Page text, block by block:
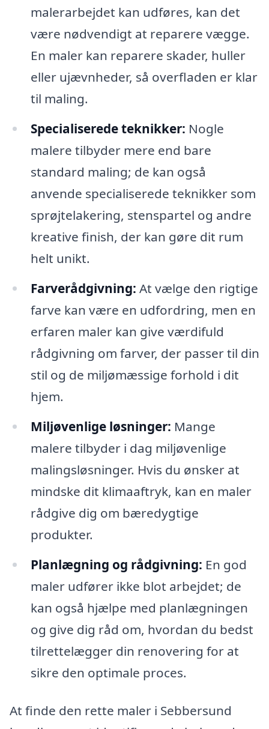
malerarbejdet kan udføres, kan det
være nødvendigt at reparere vægge.
En maler kan reparere skader, huller
eller ujævnheder, så overfladen er klar
til maling.
Specialiserede teknikker: Nogle
malere tilbyder mere end bare
standard maling; de kan også
anvende specialiserede teknikker som
sprøjtelakering, stenspartel og andre
kreative finish, der kan gøre dit rum
helt unikt.
Farverådgivning: At vælge den rigtige
farve kan være en udfordring, men en
erfaren maler kan give værdifuld
rådgivning om farver, der passer til din
stil og de miljømæssige forhold i dit
hjem.
Miljøvenlige løsninger: Mange
malere tilbyder i dag miljøvenlige
malingsløsninger. Hvis du ønsker at
mindske dit klimaaftryk, kan en maler
rådgive dig om bæredygtige
produkter.
Planlægning og rådgivning: En god
maler udfører ikke blot arbejdet; de
kan også hjælpe med planlægningen
og give dig råd om, hvordan du bedst
tilrettelægger din renovering for at
sikre den optimale proces.
At finde den rette maler i Sebbersund